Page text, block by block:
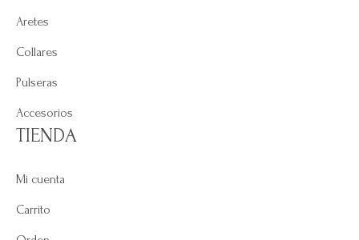
Aretes
Collares
Pulseras
Accesorios
TIENDA
Mi cuenta
Carrito